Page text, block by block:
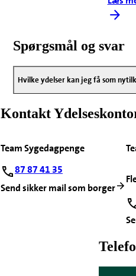
Spørgsmål og svar
Hvilke ydelser kan jeg få som
Kontakt
Team Sygedagpenge
87 87 41 35
Send sikker mail som borger